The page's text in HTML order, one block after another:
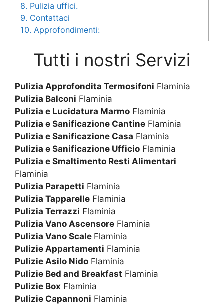
8. Pulizia uffici.
9. Contattaci
10. Approfondimenti:
Tutti i nostri Servizi
Pulizia Approfondita Termosifoni Flaminia
Pulizia Balconi Flaminia
Pulizia e Lucidatura Marmo Flaminia
Pulizia e Sanificazione Cantine Flaminia
Pulizia e Sanificazione Casa Flaminia
Pulizia e Sanificazione Ufficio Flaminia
Pulizia e Smaltimento Resti Alimentari
Flaminia
Pulizia Parapetti Flaminia
Pulizia Tapparelle Flaminia
Pulizia Terrazzi Flaminia
Pulizia Vano Ascensore Flaminia
Pulizia Vano Scale Flaminia
Pulizie Appartamenti Flaminia
Pulizie Asilo Nido Flaminia
Pulizie Bed and Breakfast Flaminia
Pulizie Box Flaminia
Pulizie Capannoni Flaminia